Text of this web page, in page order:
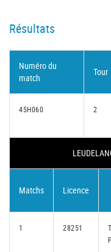
Résultats
Numéro du
match
Tour
45H060 2
Matchs Licence
1 28251